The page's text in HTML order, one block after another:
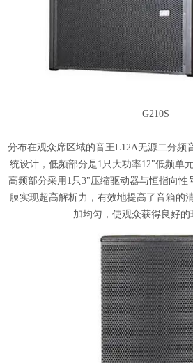
G210S
分布在观众席区域的音王L12A无源二分频
统设计，低频部分是1只大功率12"低频单
高频部分采用1只3"压缩驱动器与恒指向性
膜实现超高解析力，有效地提高了音箱的
加均匀，使观众获得良好的